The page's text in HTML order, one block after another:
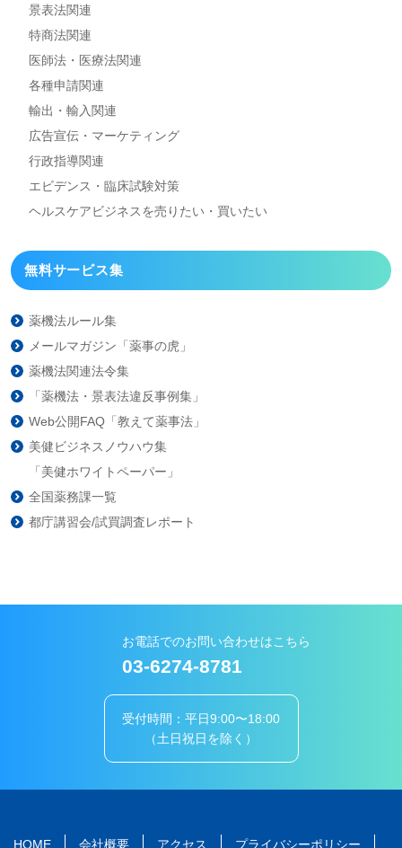
景表法関連
特商法関連
医師法・医療法関連
各種申請関連
輸出・輸入関連
広告宣伝・マーケティング
行政指導関連
エビデンス・臨床試験対策
ヘルスケアビジネスを売りたい・買いたい
無料サービス集
薬機法ルール集
メールマガジン「薬事の虎」
薬機法関連法令集
「薬機法・景表法違反事例集」
Web公開FAQ「教えて薬事法」
美健ビジネスノウハウ集
「美健ホワイトペーパー」
全国薬務課一覧
都庁講習会/試買調査レポート
お電話でのお問い合わせはこちら
03-6274-8781
受付時間：平日9:00〜18:00
（土日祝日を除く）
HOME 会社概要 アクセス プライバシーポリシー